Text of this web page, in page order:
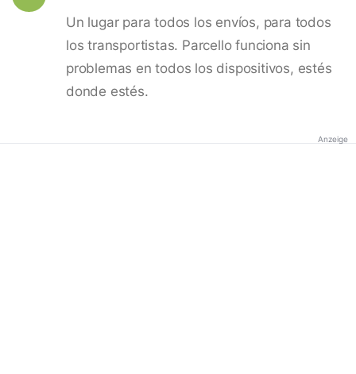
Un lugar para todos los envíos, para todos
los transportistas. Parcello funciona sin
problemas en todos los dispositivos, estés
donde estés.
Anzeige